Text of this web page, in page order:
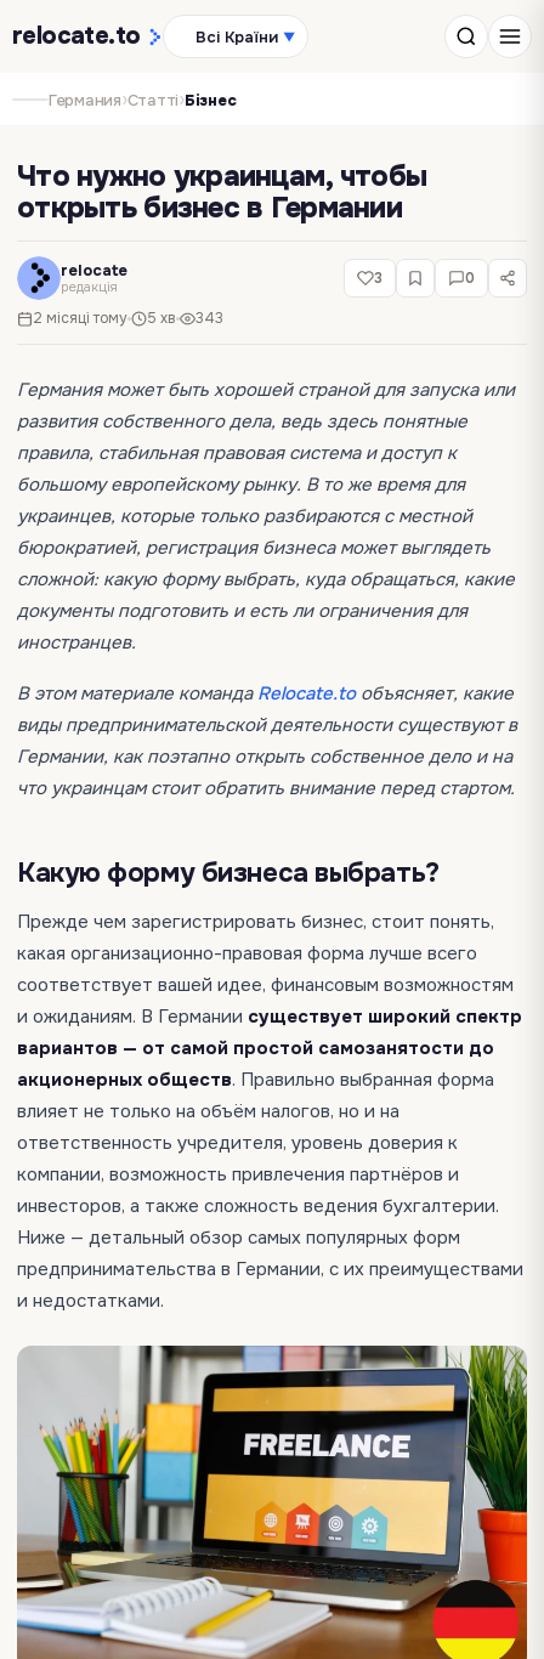
relocate.to Всі Країни ▼
Германия›Статті›Бізнес
Что нужно украинцам, чтобы
открыть бизнес в Германии
relocate
редакція
2 місяці тому 5 хв 343
3 0
Германия может быть хорошей страной для запуска или
развития собственного дела, ведь здесь понятные
правила, стабильная правовая система и доступ к
большому европейскому рынку. В то же время для
украинцев, которые только разбираются с местной
бюрократией, регистрация бизнеса может выглядеть
сложной: какую форму выбрать, куда обращаться, какие
документы подготовить и есть ли ограничения для
иностранцев.
В этом материале команда Relocate.toобъясняет, какие
виды предпринимательской деятельности существуют в
Германии, как поэтапно открыть собственное дело и на
что украинцам стоит обратить внимание перед стартом.
Какую форму бизнеса выбрать?
Прежде чем зарегистрировать бизнес, стоит понять,
какая организационно-правовая форма лучше всего
соответствует вашей идее, финансовым возможностям
и ожиданиям. В Германии существует широкий спектр
вариантов — от самой простой самозанятости до
акционерных обществ. Правильно выбранная форма
влияет не только на объём налогов, но и на
ответственность учредителя, уровень доверия к
компании, возможность привлечения партнёров и
инвесторов, а также сложность ведения бухгалтерии.
Ниже — детальный обзор самых популярных форм
предпринимательства в Германии, с их преимуществами
и недостатками.